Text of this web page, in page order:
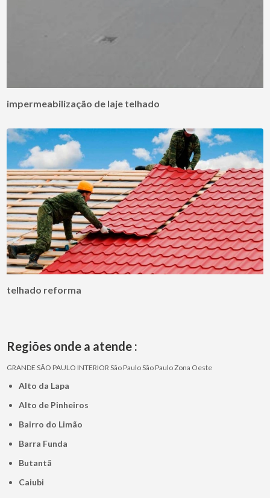
impermeabilização de laje telhado
telhado reforma
Regiões onde a atende :
GRANDE SÃO PAULO INTERIORSão PauloSão PauloZona Oeste
Alto da Lapa
Alto de Pinheiros
Bairro do Limão
Barra Funda
Butantã
Caiubi